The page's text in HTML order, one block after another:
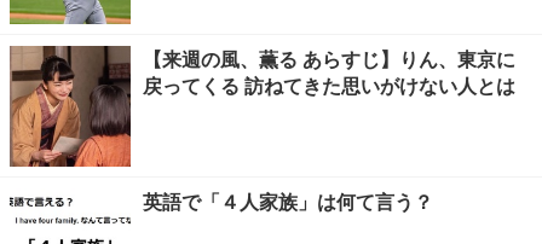
【来週の風、薫る あらすじ】りん、東京に
戻ってくる 訪ねてきた思いがけない人とは
英語で「４人家族」は何て言う？